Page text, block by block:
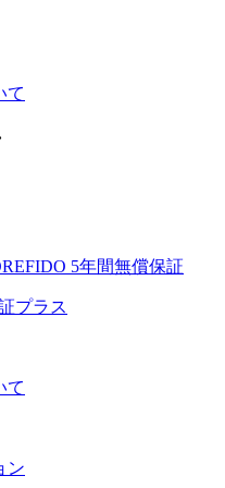
て
5年間無償保証
プラス
て
ン